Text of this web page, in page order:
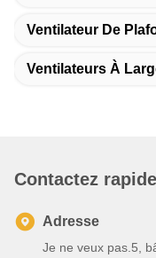
Ventilateur De
Ventilateurs À
Contactez
Adresse
Je ne veux pas.5,